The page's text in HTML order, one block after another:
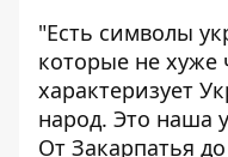
"Есть символы
которые не хуже
характеризует
народ. Это наша
От Закарпатья